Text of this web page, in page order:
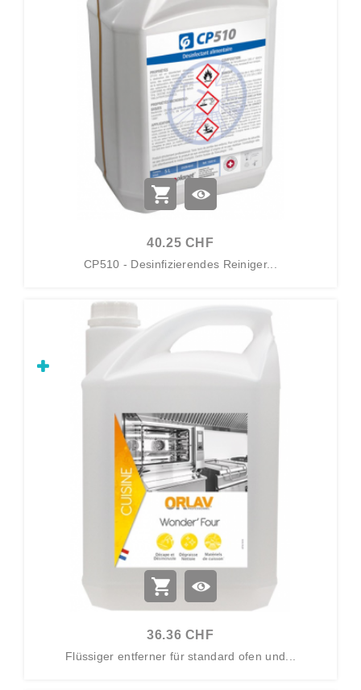
40.25 CHF
CP510 - Desinfizierendes Reiniger...
36.36 CHF
Flüssiger entferner für standard ofen und...